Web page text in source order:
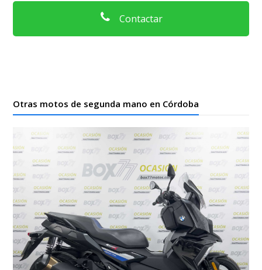
Contactar
Otras motos de segunda mano en Córdoba